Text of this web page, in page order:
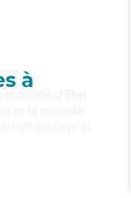
à
diplôme d'État
et la maladie